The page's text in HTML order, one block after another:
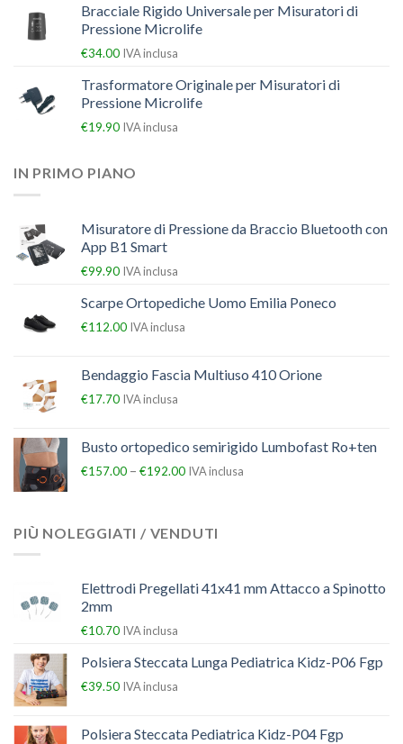
Bracciale Rigido Universale per Misuratori di
Pressione Microlife
€34.00 IVA inclusa
Trasformatore Originale per Misuratori di
Pressione Microlife
€19.90 IVA inclusa
IN PRIMO PIANO
Misuratore di Pressione da Braccio Bluetooth con
App B1 Smart
€99.90 IVA inclusa
Scarpe Ortopediche Uomo Emilia Poneco
€112.00 IVA inclusa
Bendaggio Fascia Multiuso 410 Orione
€17.70 IVA inclusa
Busto ortopedico semirigido Lumbofast Ro+ten
€157.00 – €192.00 IVA inclusa
PIÙ NOLEGGIATI / VENDUTI
Elettrodi Pregellati 41x41 mm Attacco a Spinotto
2mm
€10.70 IVA inclusa
Polsiera Steccata Lunga Pediatrica Kidz-P06 Fgp
€39.50 IVA inclusa
Polsiera Steccata Pediatrica Kidz-P04 Fgp